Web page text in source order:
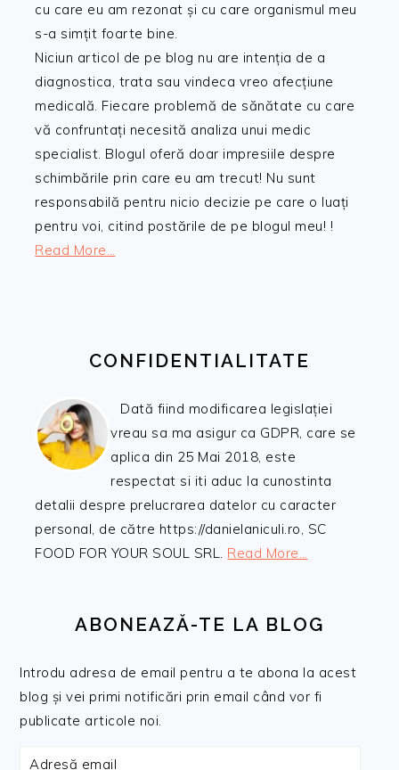
cu care eu am rezonat și cu care organismul meu
s-a simțit foarte bine.
Niciun articol de pe blog nu are intenția de a
diagnostica, trata sau vindeca vreo afecțiune
medicală. Fiecare problemă de sănătate cu care
vă confruntați necesită analiza unui medic
specialist. Blogul oferă doar impresiile despre
schimbările prin care eu am trecut! Nu sunt
responsabilă pentru nicio decizie pe care o luați
pentru voi, citind postările de pe blogul meu! !
Read More…
CONFIDENTIALITATE
Dată fiind modificarea legislației
vreau sa ma asigur ca GDPR, care se
aplica din 25 Mai 2018, este
respectat si iti aduc la cunostinta
detalii despre prelucrarea datelor cu caracter
personal, de către https://danielaniculi.ro, SC
FOOD FOR YOUR SOUL SRL. Read More…
ABONEAZĂ-TE LA BLOG
Introdu adresa de email pentru a te abona la acest
blog și vei primi notificări prin email când vor fi
publicate articole noi.
Adresă